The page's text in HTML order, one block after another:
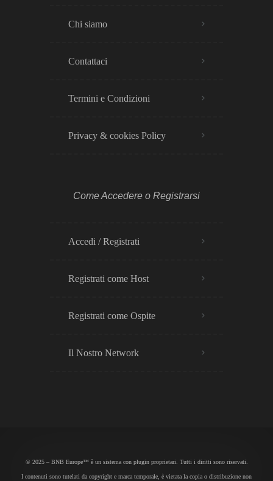
Chi siamo
Contattaci
Termini e Condizioni
Privacy & cookies Policy​
Come Accedere o Registrarsi
Accedi / Registrati
Registrati come Host
Registrati come Ospite
Il Nostro Network
© 2025 – BNB Europe™ è un sistema con plugin proprietari. Tutti i diritti sono riservati.
I contenuti sono tutelati da copyright e marca temporale, è vietata la copia o distribuzione non